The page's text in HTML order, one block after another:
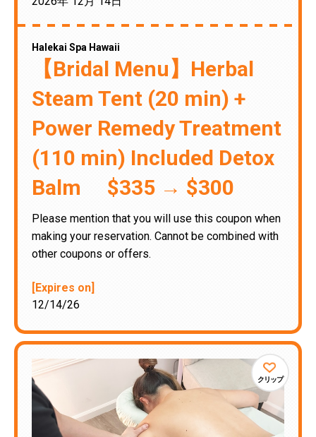
Halekai Spa Hawaii
【Bridal Menu】Herbal
Steam Tent (20 min) +
Power Remedy Treatment
(110 min) Included Detox
Balm $335 → $300
Please mention that you will use this coupon when
making your reservation. Cannot be combined with
other coupons or offers.
[Expires on]
12/14/26
クリップ